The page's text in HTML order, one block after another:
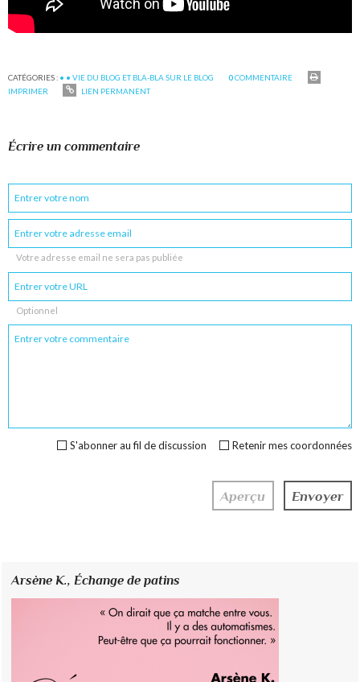
CATÉGORIES : • • VIE DU BLOG ET BLA-BLA SUR LE BLOG 0COMMENTAIRE
IMPRIMER
LIEN PERMANENT
Écrire un commentaire
Votre adresse email ne sera pas publiée
Optionnel
Retenir mes coordonnées
S'abonner au fil de discussion
Arsène K.,Échange de patins